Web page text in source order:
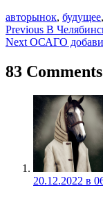
авторынок, будущее,
Навигация
по
записям
Previous В
Next ОСАГО
83 Comments
20.12.2022 в